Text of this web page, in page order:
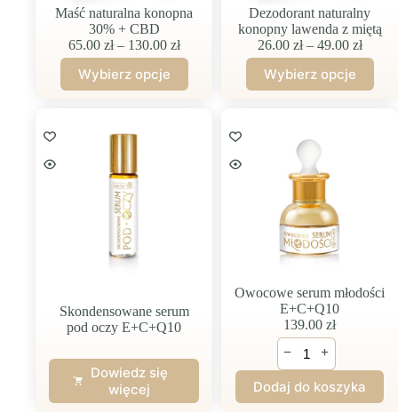
Maść naturalna konopna
30% + CBD
65.00 zł – 130.00 złZakres
cen:
65.00 zł
Wybierz opcje
Ten
wariantów.
można
wybrać
na
stronie
produktu
Dezodorant naturalny
konopny lawenda z miętą
26.00 zł – 49.00 zł
cen:
26.00
Wybierz opcje
Ten
wariantów.
Opcje
można
na
stronie
produktu
Skondensowane serum
pod oczy E+C+Q10
Dowiedz się
więcej
Owocowe serum młodości
E+C+Q10
139.00 zł
ilość
Owocowe
serum
młodości
E+C+Q10
− +
Dodaj do koszyka